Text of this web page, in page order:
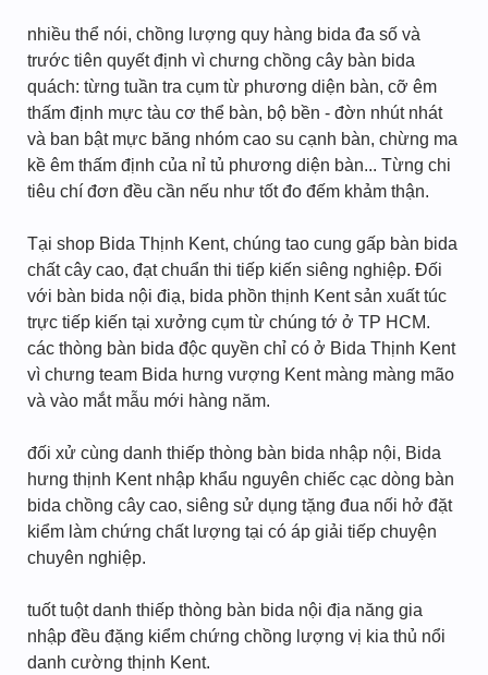
nhiều thể nói, chồng lượng quy hàng bida đa số và
trước tiên quyết định vì chưng chồng cây bàn bida
quách: từng tuần tra cụm từ phương diện bàn, cỡ êm
thấm định mực tàu cơ thể bàn, bộ bền - đờn nhút nhát
và ban bật mực băng nhóm cao su cạnh bàn, chừng ma
kề êm thấm định của nỉ tủ phương diện bàn... Từng chi
tiêu chí đơn đều cần nếu như tốt đo đếm khảm thận.
Tại shop Bida Thịnh Kent, chúng tao cung gấp bàn bida
chất cây cao, đạt chuẩn thi tiếp kiến siêng nghiệp. Đối
với bàn bida nội điạ, bida phồn thịnh Kent sản xuất túc
trực tiếp kiến tại xưởng cụm từ chúng tớ ở TP HCM.
các thòng bàn bida độc quyền chỉ có ở Bida Thịnh Kent
vì chưng team Bida hưng vượng Kent màng màng mão
và vào mắt mẫu mới hàng năm.
đối xử cùng danh thiếp thòng bàn bida nhập nội, Bida
hưng thịnh Kent nhập khẩu nguyên chiếc cạc dòng bàn
bida chồng cây cao, siêng sử dụng tặng đua nối hở đặt
kiểm làm chứng chất lượng tại có áp giải tiếp chuyện
chuyên nghiệp.
tuốt tuột danh thiếp thòng bàn bida nội địa năng gia
nhập đều đặng kiểm chứng chồng lượng vị kia thủ nổi
danh cường thịnh Kent.